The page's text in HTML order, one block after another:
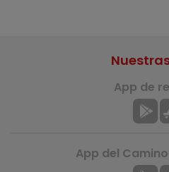
App de
App del